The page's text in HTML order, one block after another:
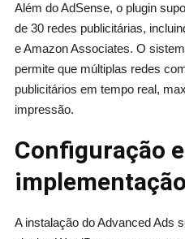
Além do AdSense, o plugin
de 30 redes publicitárias,
e Amazon Associates. O
permite que múltiplas redes
publicitários em tempo real,
impressão.
Configuração e
A instalação do Advanced Ads